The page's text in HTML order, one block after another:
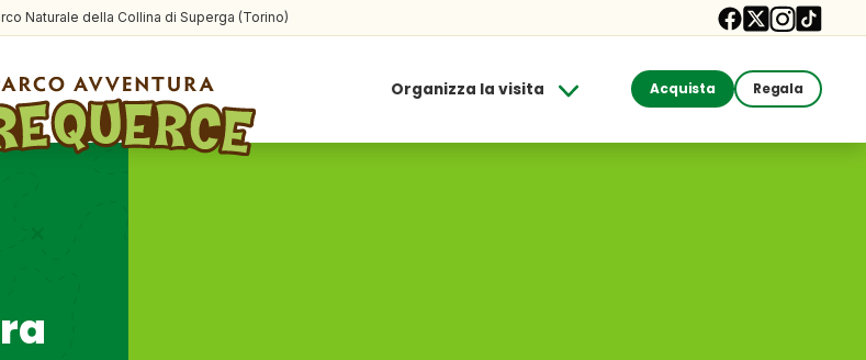
Naturale della Collina di Superga (Torino)
Organizza la visita Acquista Regala